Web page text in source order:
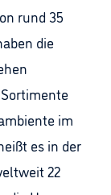
rund 35
die
im
es in der
22